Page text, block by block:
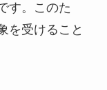
す。​このた
を受けること